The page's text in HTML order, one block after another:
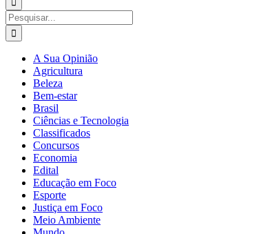
para:
Buscar
resultados
para:
A Sua Opinião
Agricultura
Beleza
Bem-estar
Brasil
Ciências e Tecnologia
Classificados
Concursos
Economia
Edital
Educação em Foco
Esporte
Justiça em Foco
Meio Ambiente